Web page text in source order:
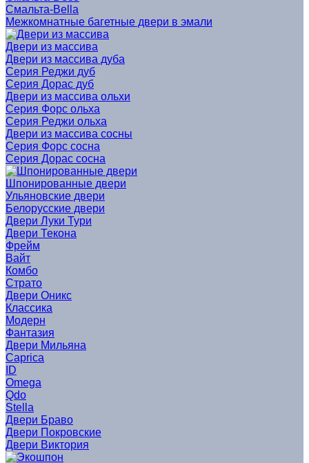
Смальта-Bella
Межкомнатные багетные двери в эмали
Двери из массива
Двери из массива дуба
Серия Реджи дуб
Серия Дорас дуб
Двери из массива ольхи
Серия Форс ольха
Серия Реджи ольха
Двери из массива сосны
Серия Форс сосна
Серия Дорас сосна
Шпонированные двери
Ульяновские двери
Белорусские двери
Двери Луки Тури
Двери Текона
Фрейм
Вайт
Комбо
Страто
Двери Оникс
Классика
Модерн
Фантазия
Двери Мильяна
Caprica
ID
Omega
Qdo
Stella
Двери Браво
Двери Покровские
Двери Виктория